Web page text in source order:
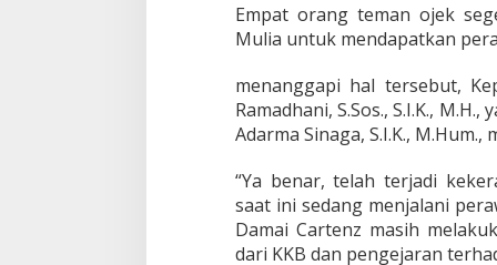
Empat orang teman ojek
Mulia untuk mendapatkan
menanggapi hal tersebut,
Ramadhani, S.Sos., S.I.K.,
Adarma Sinaga, S.I.K.,
“Ya benar, telah terjadi
saat ini sedang menjalani
Damai Cartenz masih
dari KKB dan pengejaran